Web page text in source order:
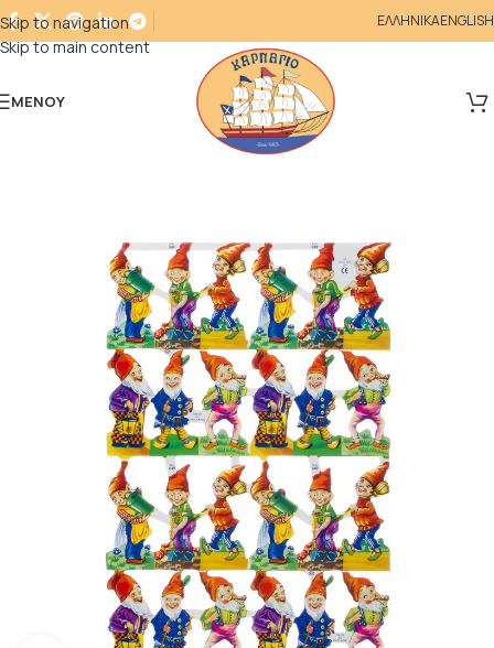
Skip to navigation
Skip to main content
ΕΛΛΗΝΙΚΑENGLISH
ΜΕΝΟΎ